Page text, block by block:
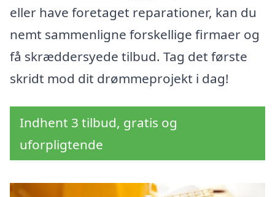
eller have foretaget reparationer, kan du
nemt sammenligne forskellige firmaer og
få skræddersyede tilbud. Tag det første
skridt mod dit drømmeprojekt i dag!
Indhent 3 tilbud, gratis og
uforpligtende